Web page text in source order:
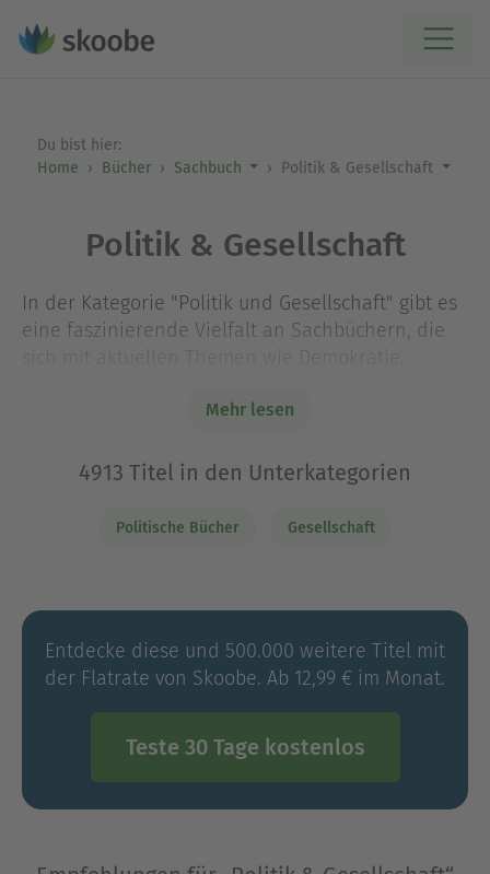
Du bist hier:
Home
Bücher Sachbuch Politik & Gesellschaft
Politik & Gesellschaft
In der Kategorie "Politik und Gesellschaft" gibt es
eine faszinierende Vielfalt an Sachbüchern, die
beschäftigen. Diese Werke laden dazu ein,
kritisch über gesellschaftliche Strukturen
politische Theorien sowie die Herausforderungen
Gesellschaft erfahren möchtest, wirst du hier auf
spannende Lektüre stoßen.
Mehr lesen
4913 Titel in den Unterkategorien
Politische Bücher Gesellschaft
Entdecke diese und 500.000 weitere Titel mit
der Flatrate von Skoobe. Ab 12,99 € im Monat.
Teste 30 Tage kostenlos